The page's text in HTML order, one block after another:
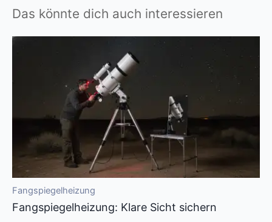
Das könnte dich auch interessieren
Fangspiegelheizung
Fangspiegelheizung: Klare Sicht sichern